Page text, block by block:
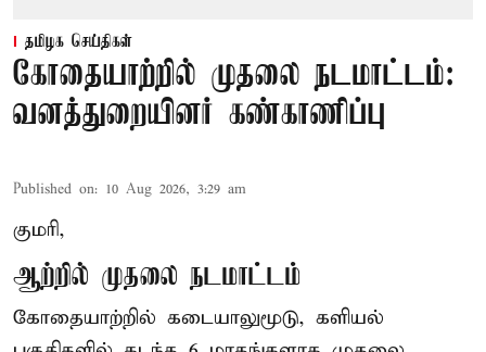
தமிழக செய்திகள்
கோதையாற்றில் முதலை நடமாட்டம்:
வனத்துறையினர் கண்காணிப்பு
Published on: 10 Aug 2026, 3:29 am
குமரி,
ஆற்றில் முதலை நடமாட்டம்
கோதையாற்றில் கடையாலுமூடு, களியல்